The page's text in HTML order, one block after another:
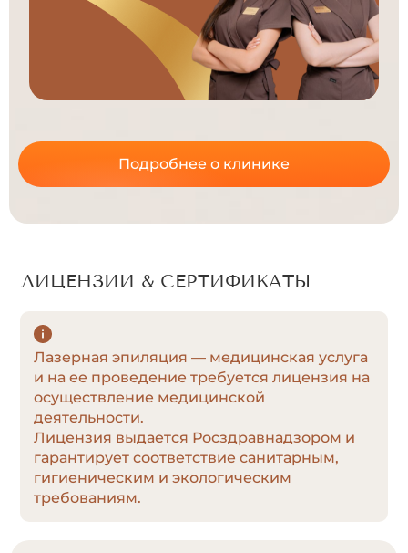
Подробнее о клинике
ЛИЦЕНЗИИ & СЕРТИФИКАТЫ
Лазерная эпиляция — медицинская услуга
и на ее проведение требуется лицензия на
осуществление медицинской
деятельности.
Лицензия выдается Росздравнадзором и
гарантирует соответствие санитарным,
гигиеническим и экологическим
требованиям.